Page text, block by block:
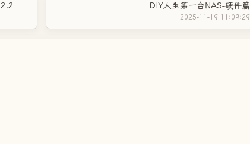
DIY人生第一台NAS-硬件篇
2025-11-19 11:09:29